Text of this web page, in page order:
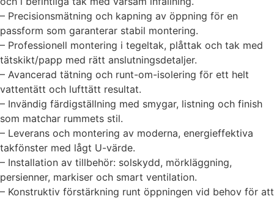
– Precisionsmätning och kapning av öppning för en
passform som garanterar stabil montering.
– Professionell montering i tegeltak, plåttak och tak med
tätskikt/papp med rätt anslutningsdetaljer.
– Avancerad tätning och runt-om-isolering för ett helt
vattentätt och lufttätt resultat.
– Invändig färdigställning med smygar, listning och finish
som matchar rummets stil.
– Leverans och montering av moderna, energieffektiva
takfönster med lågt U-värde.
– Installation av tillbehör: solskydd, mörkläggning,
persienner, markiser och smart ventilation.
– Konstruktiv förstärkning runt öppningen vid behov för att